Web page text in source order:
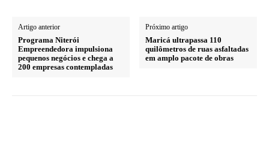
Artigo anterior
Programa Niterói
Empreendedora impulsiona
pequenos negócios e chega a
200 empresas contempladas
Próximo artigo
Maricá ultrapassa 110
quilômetros de ruas asfaltadas
em amplo pacote de obras